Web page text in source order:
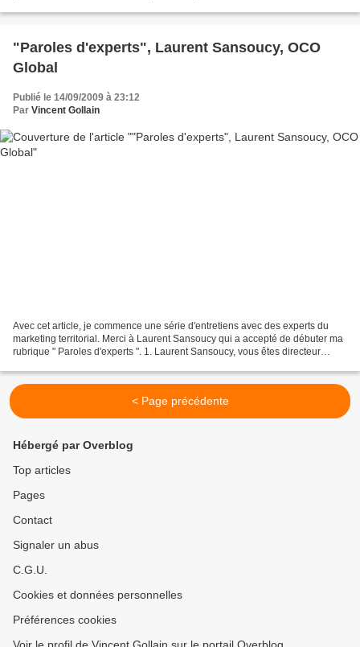
"Paroles d'experts", Laurent Sansoucy, OCO
Global
Publié le 14/09/2009 à 23:12
Par Vincent Gollain
Avec cet article, je commence une série d'entretiens avec des experts du
marketing territorial. Merci à Laurent Sansoucy qui a accepté de débuter ma
rubrique " Paroles d'experts ". 1. Laurent Sansoucy, vous êtes directeur
< Page précédente
Hébergé par Overblog
Top articles
Pages
Contact
Signaler un abus
C.G.U.
Cookies et données personnelles
Préférences cookies